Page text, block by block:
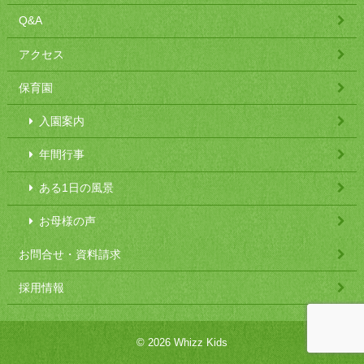
Q&A
アクセス
保育園
入園案内
年間行事
ある1日の風景
お母様の声
お問合せ・資料請求
採用情報
© 2026 Whizz Kids